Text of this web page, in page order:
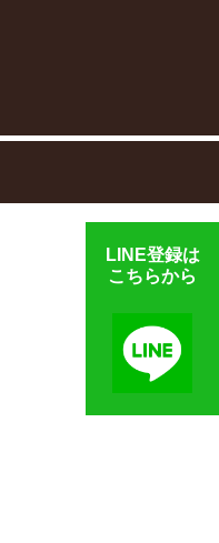
LINE登録は
こちらから